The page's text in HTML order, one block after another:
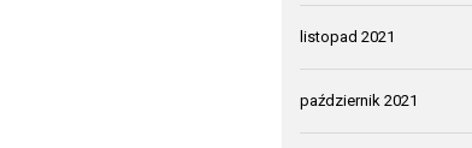
listopad 2021
październik 2021